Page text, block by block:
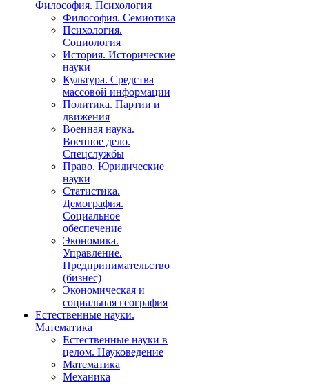
Философия. Психология
Философия. Семиотика
Психология.
Социология
История. Исторические
науки
Культура. Средства
массовой информации
Политика. Партии и
движения
Военная наука.
Военное дело.
Спецслужбы
Право. Юридические
науки
Статистика.
Демография.
Социальное
обеспечение
Экономика.
Управление.
Предпринимательство
(бизнес)
Экономическая и
социальная география
Естественные науки.
Математика
Естественные науки в
целом. Науковедение
Математика
Механика